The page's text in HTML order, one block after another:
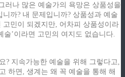
러나 많은 예술가의 욕망은 상품성을
까? 내 문제입니까? 상품성과 예술
민이 되겠지만, 어차피 상품성이라
술’이라면 고민의 여지도 없습니다.
? 지속가능한 예술을 위해 그렇다고,
하면, 생계는 왜 꼭 예술을 통해 해